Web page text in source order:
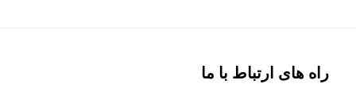
راه های ارتباط با ما